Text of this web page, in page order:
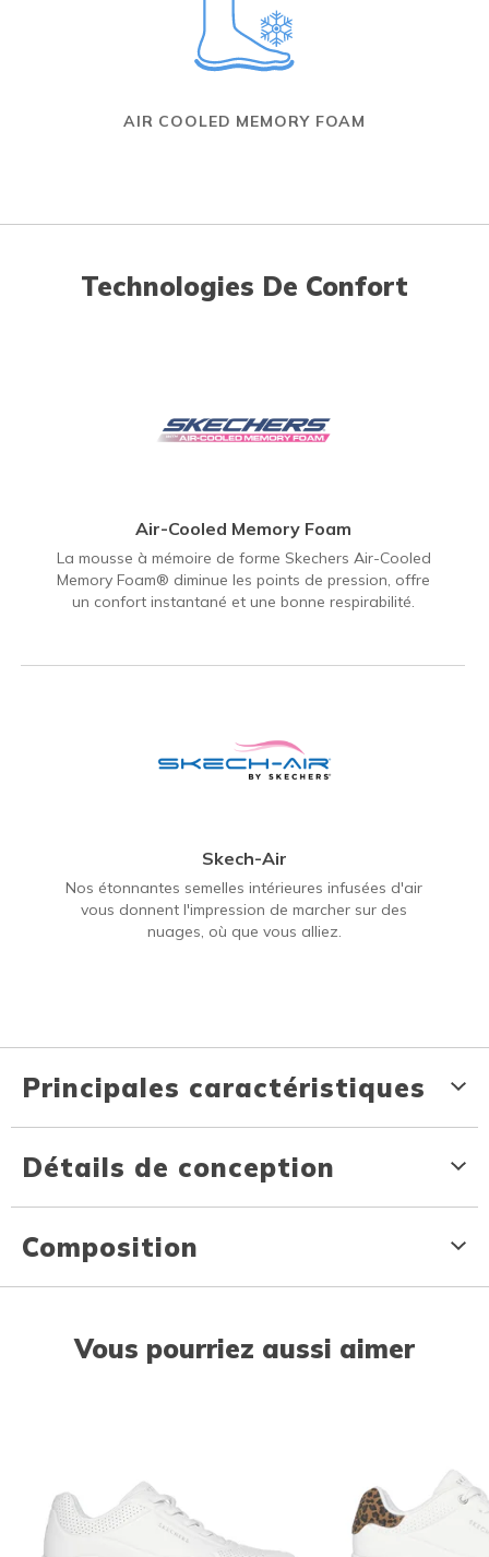
AIR COOLED MEMORY FOAM
Technologies De Confort
Air-Cooled Memory Foam
La mousse à mémoire de forme Skechers Air-Cooled
Memory Foam® diminue les points de pression, offre
un confort instantané et une bonne respirabilité.
Skech-Air
Nos étonnantes semelles intérieures infusées d'air
vous donnent l'impression de marcher sur des
nuages, où que vous alliez.
Principales caractéristiques
Détails de conception
Composition
Vous pourriez aussi aimer